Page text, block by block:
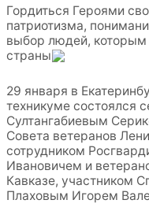
Гордиться Героями
патриотизма,
выбор людей, которым
страны
29 января в
техникуме состоялся
Султангабиевым
Совета ветеранов
сотрудником
Ивановичем и
Кавказе, участником
Плаховым Игорем